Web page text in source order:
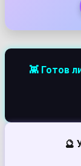
👾 Готов
🔮